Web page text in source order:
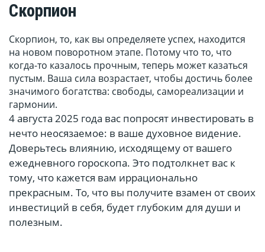
Скорпион
Скорпион, то, как вы определяете успех, находится
на новом поворотном этапе. Потому что то, что
когда-то казалось прочным, теперь может казаться
пустым. Ваша сила возрастает, чтобы достичь более
значимого богатства: свободы, самореализации и
гармонии.
4 августа 2025 года вас попросят инвестировать в
нечто неосязаемое: в ваше духовное видение.
Доверьтесь влиянию, исходящему от вашего
ежедневного гороскопа. Это подтолкнет вас к
тому, что кажется вам иррационально
прекрасным. То, что вы получите взамен от своих
инвестиций в себя, будет глубоким для души и
полезным.